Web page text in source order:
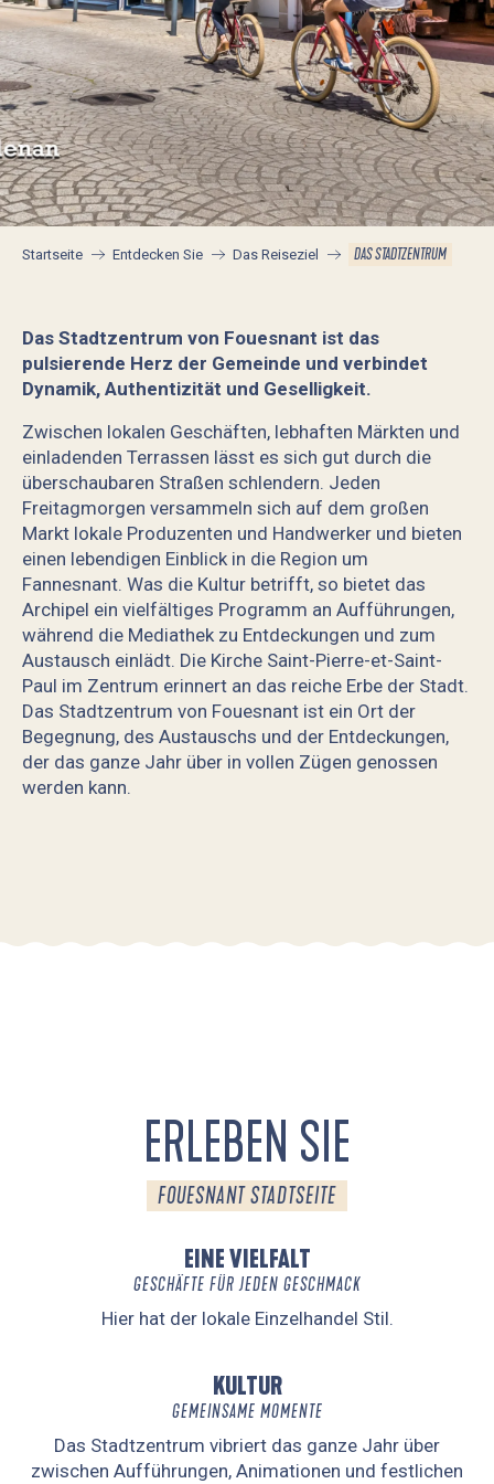
Startseite Entdecken Sie Das Reiseziel DAS STADTZENTRUM
Das Stadtzentrum von Fouesnant ist das
pulsierende Herz der Gemeinde und verbindet
Dynamik, Authentizität und Geselligkeit.
Zwischen lokalen Geschäften, lebhaften Märkten und
einladenden Terrassen lässt es sich gut durch die
überschaubaren Straßen schlendern. Jeden
Freitagmorgen versammeln sich auf dem großen
Markt lokale Produzenten und Handwerker und bieten
einen lebendigen Einblick in die Region um
Fannesnant. Was die Kultur betrifft, so bietet das
Archipel ein vielfältiges Programm an Aufführungen,
während die Mediathek zu Entdeckungen und zum
Austausch einlädt. Die Kirche Saint-Pierre-et-Saint-
Paul im Zentrum erinnert an das reiche Erbe der Stadt.
Das Stadtzentrum von Fouesnant ist ein Ort der
Begegnung, des Austauschs und der Entdeckungen,
der das ganze Jahr über in vollen Zügen genossen
werden kann.
ERLEBEN SIE
FOUESNANT STADTSEITE
EINE VIELFALT
GESCHÄFTE FÜR JEDEN GESCHMACK
Hier hat der lokale Einzelhandel Stil.
KULTUR
GEMEINSAME MOMENTE
Das Stadtzentrum vibriert das ganze Jahr über
zwischen Aufführungen, Animationen und festlichen